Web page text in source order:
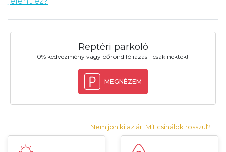
Reptéri parkoló
10% kedvezmény vagy bőrönd fóliázás - csak nektek!
MEGNÉZEM
Nem jön ki az ár. Mit csinálok rosszul?